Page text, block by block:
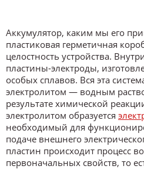
Аккумулятор, каким мы его
пластиковая герметичная
целостность устройства.
пластины-электроды,
особых сплавов. Вся эта
электролитом — водным
результате химической
электролитом образуется
необходимый для
подаче внешнего
пластин происходит процесс
первоначальных свойств, то